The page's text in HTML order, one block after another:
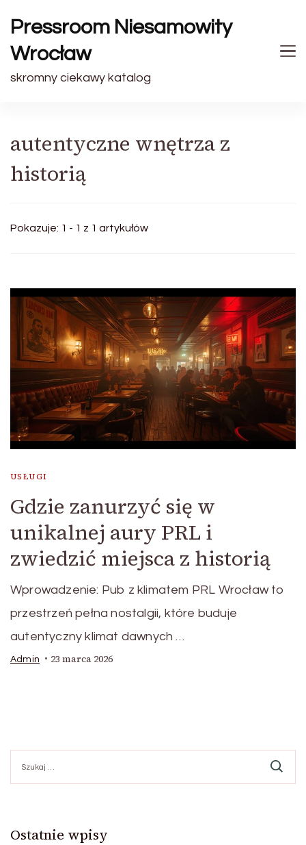
Pressroom Niesamowity
Wrocław
skromny ciekawy katalog
autentyczne wnętrza z
historią
Pokazuje: 1 - 1 z 1 artykułów
USŁUGI
Gdzie zanurzyć się w
unikalnej aury PRL i
zwiedzić miejsca z historią
Wprowadzenie: Pub z klimatem PRL Wrocław to
przestrzeń pełna nostalgii, które buduje
autentyczny klimat dawnych …
Admin 23 marca 2026
Ostatnie wpisy